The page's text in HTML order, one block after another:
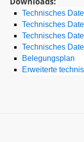
Technisches
Technisches
Technisches
Technisches
Belegungsplan
Erweiterte